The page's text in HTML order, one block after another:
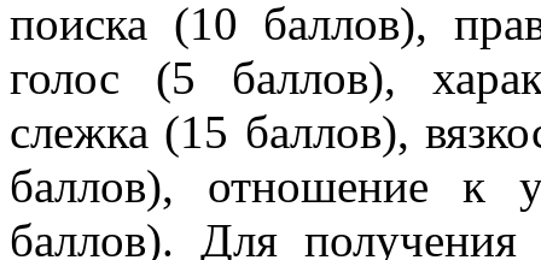
поиска (10 баллов),
голос (5 баллов),
слежка (15 баллов),
баллов), отношение к
баллов). Для